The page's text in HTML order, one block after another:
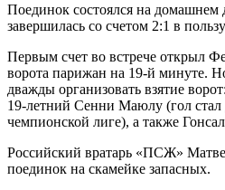
Поединок состоялся на домашнем
завершилась со счетом 2:1 в
Первым счет во встрече открыл
ворота парижан на 19-й минуте.
дважды организовать взятие
19-летний Сенни Маюлу (гол
чемпионской лиге), а также
Российский вратарь «ПСЖ»
поединок на скамейке запасных.